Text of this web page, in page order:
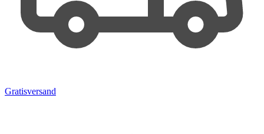
Gratisversand